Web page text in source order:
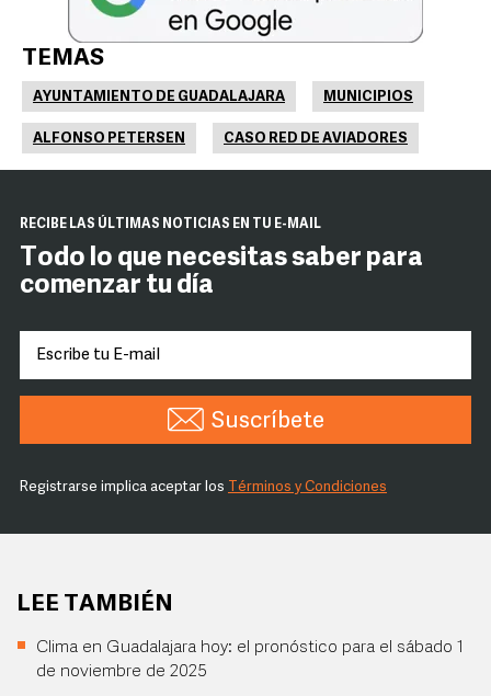
TEMAS
AYUNTAMIENTO DE GUADALAJARA MUNICIPIOS
ALFONSO PETERSEN CASO RED DE AVIADORES
RECIBE LAS ÚLTIMAS NOTICIAS EN TU E-MAIL
Todo lo que necesitas saber para
comenzar tu día
Suscríbete
Registrarse implica aceptar los Términos y Condiciones
LEE TAMBIÉN
Clima en Guadalajara hoy: el pronóstico para el sábado 1
de noviembre de 2025